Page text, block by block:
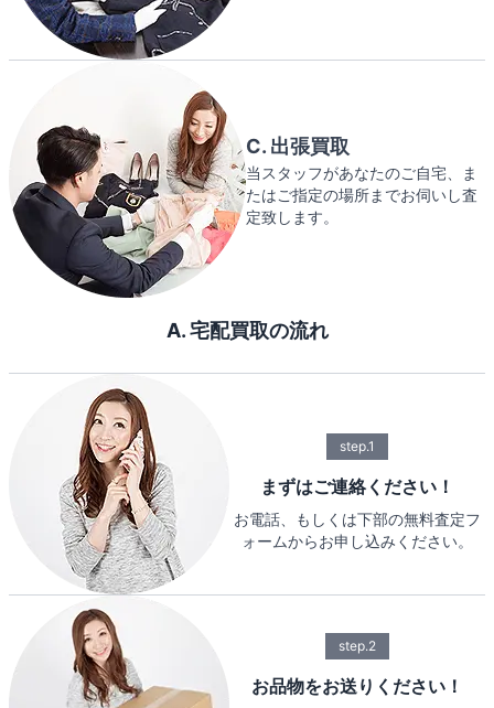
C. 出張買取
当スタッフがあなたのご自宅、ま
たはご指定の場所までお伺いし査
定致します。
A. 宅配買取の流れ
step.1
まずはご連絡ください！
お電話、もしくは下部の無料査定フ
ォームからお申し込みください。
step.2
お品物をお送りください！